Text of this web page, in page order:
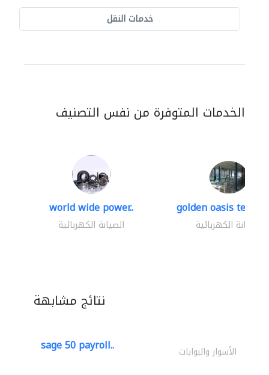
خدمات النقل
الخدمات المتوفرة من نفس التصنيف
world wide power..
الصيانة الكهربائية
golden oasis
الصيانة الكهربائية
نتائج مشابهة
sage 50 payroll.. الأسوار والبوابات